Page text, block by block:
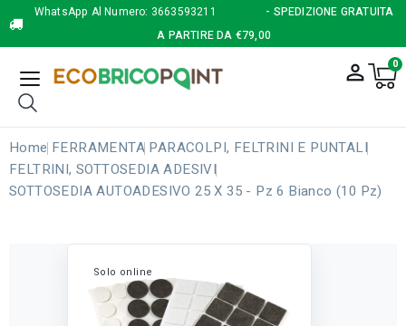
WhatsApp Al Numero: 3663593211
- SPEDIZIONE GRATUITA
A PARTIRE DA €79,00
person_outline 0
Home FERRAMENTA PARACOLPI, FELTRINI E PUNTALI
FELTRINI, SOTTOSEDIA ADESIVI
SOTTOSEDIA AUTOADESIVO 25 X 35 - Pz 6 Bianco (10 Pz)
Solo online